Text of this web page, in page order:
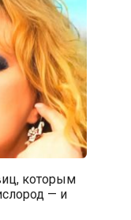
которым
— и